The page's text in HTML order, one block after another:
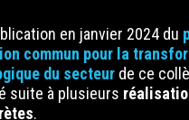
en janvier 2024 du
commun pour la
du secteur de ce
suite à plusieurs
.